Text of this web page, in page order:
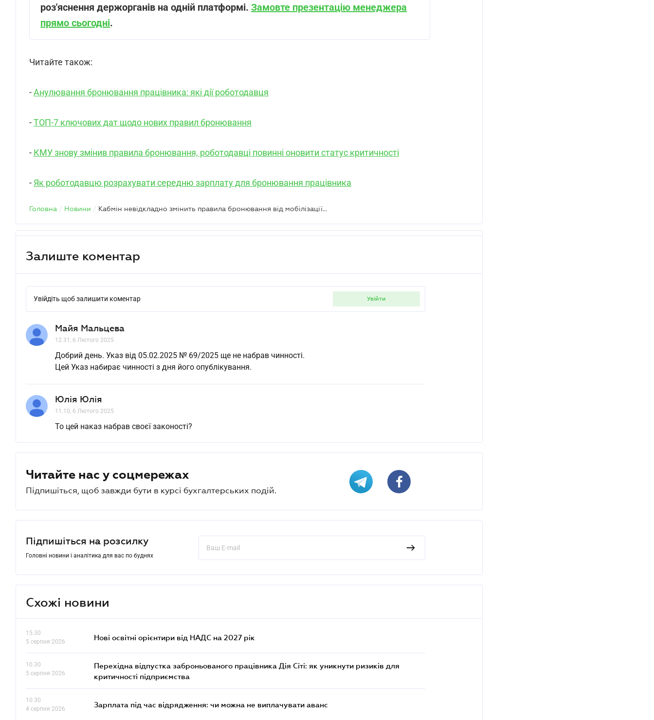
роз'яснення держорганів на одній платформі. Замовте презентацію менеджера
прямо сьогодні.
Читайте також:
-Анулювання бронювання працівника: які дії роботодавця
-ТОП-7 ключових дат щодо нових правил бронювання
- КМУ знову змінив правила бронювання, роботодавці повинні оновити статус критичності
- Як роботодавцю розрахувати середню зарплату для бронювання працівника
Головна / Новини / Кабмін невідкладно змінить правила бронювання від мобілізації – Указ Президента
Залиште коментар
Увійдіть щоб залишити коментар увійти
Майя Мальцева
12.31, 6 Лютого 2025
Добрий день. Указ від 05.02.2025 № 69/2025 ще не набрав чинності.
Цей Указ набирає чинності з дня його опублікування.
Юлія Юлія
11.10, 6 Лютого 2025
То цей наказ набрав своєї законості?
Читайте нас у соцмережах
Підпишіться, щоб завжди бути в курсі бухгалтерських подій.
Підпишіться на розсилку
Головні новини і аналітика для вас по буднях
Схожі новини
15.30
5 серпня 2026
Нові освітні орієнтири від НАДС на 2027 рік
10.30
5 серпня 2026
Перехідна відпустка заброньованого працівника Дія Сіті: як уникнути ризиків для
критичності підприємства
10.30
4 серпня 2026
Зарплата під час відрядження: чи можна не виплачувати аванс